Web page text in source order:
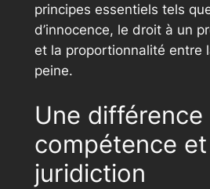
principes essentiels tels
d’innocence, le droit à un
et la proportionnalité entre
peine.
Une différence
compétence
juridiction